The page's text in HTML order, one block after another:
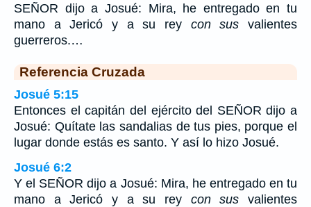
SEÑOR dijo a Josué: Mira, he entregado en tu
mano a Jericó y a su rey con sus valientes
guerreros.…
Referencia Cruzada
Josué 5:15
Entonces el capitán del ejército del SEÑOR dijo a
Josué: Quítate las sandalias de tus pies, porque el
lugar donde estás es santo. Y así lo hizo Josué.
Josué 6:2
Y el SEÑOR dijo a Josué: Mira, he entregado en tu
mano a Jericó y a su rey con sus valientes